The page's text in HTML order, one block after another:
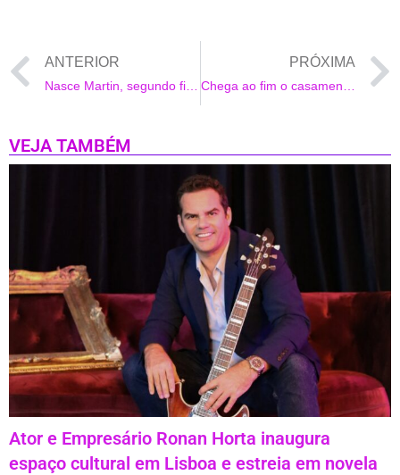
ANTERIOR PRÓXIMA
VEJA TAMBÉM
Ator e Empresário Ronan Horta inaugura
espaço cultural em Lisboa e estreia em novela